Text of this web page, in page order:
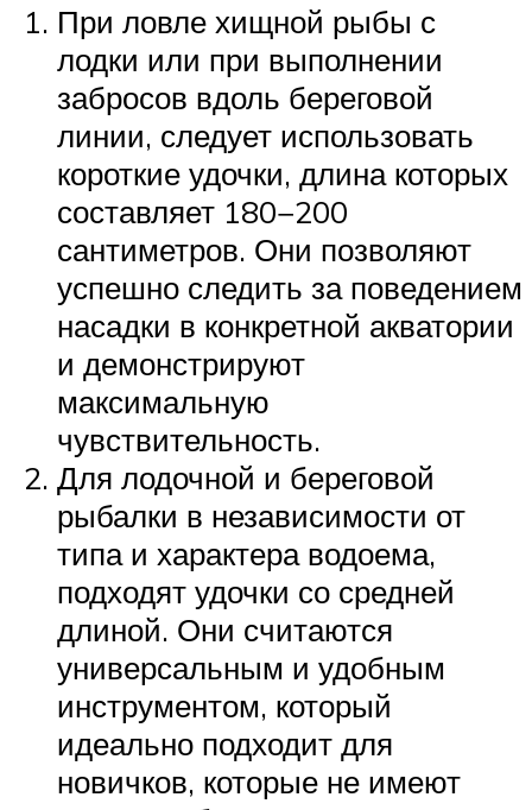
При ловле хищной рыбы с
лодки или при выполнении
забросов вдоль береговой
линии, следует использовать
короткие удочки, длина которых
составляет 180−200
сантиметров. Они позволяют
успешно следить за поведением
насадки в конкретной акватории
и демонстрируют
максимальную
чувствительность.
Для лодочной и береговой
рыбалки в независимости от
типа и характера водоема,
подходят удочки со средней
длиной. Они считаются
универсальным и удобным
инструментом, который
идеально подходит для
новичков, которые не имеют